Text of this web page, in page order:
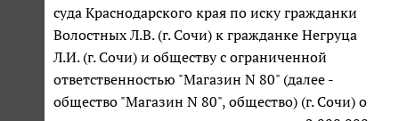
суда Краснодарского края по иску гражданки
Волостных Л.В. (г. Сочи) к гражданке Негруца
Л.И. (г. Сочи) и обществу с ограниченной
ответственностью "Магазин N 80" (далее -
общество "Магазин N 80", общество) (г. Сочи) о